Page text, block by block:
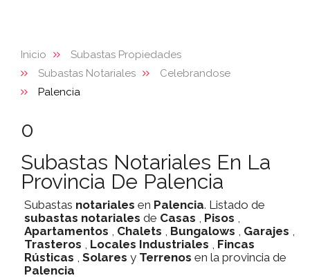
Inicio
Subastas Propiedades
Subastas Notariales
Celebrandose
Palencia
0
Subastas Notariales En La
Provincia De Palencia
Subastas notariales en Palencia. Listado de
subastas notariales de Casas , Pisos ,
Apartamentos , Chalets , Bungalows , Garajes ,
Trasteros , Locales Industriales , Fincas
Rústicas , Solares y Terrenos en la provincia de
Palencia